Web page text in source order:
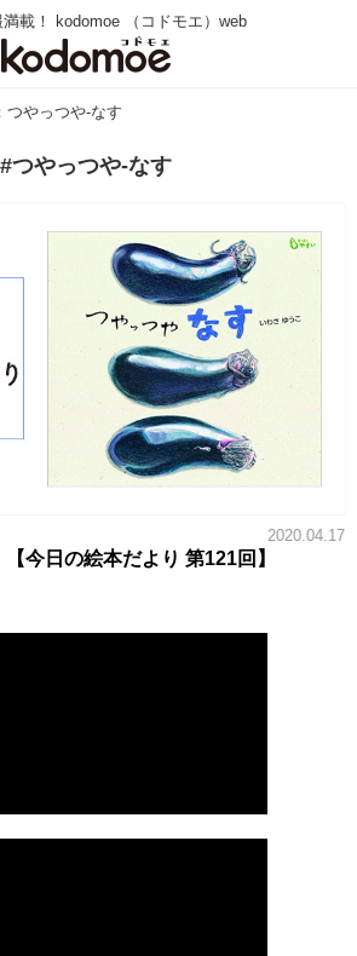
載！ kodomoe （コドモエ）web
つやっつや-なす
#つやっつや-なす
2020.04.17
【今日の絵本だより 第121回】